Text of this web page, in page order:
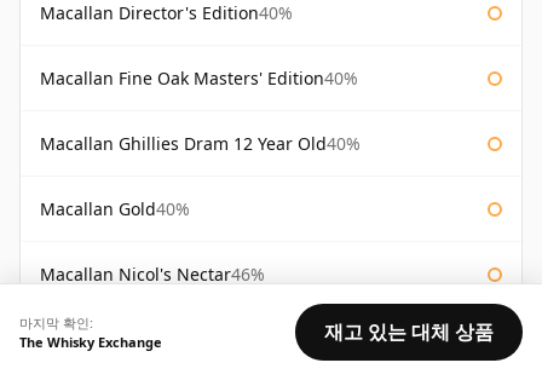
Macallan Director's Edition40%
Macallan Fine Oak Masters' Edition40%
Macallan Ghillies Dram 12 Year Old40%
Macallan Gold40%
Macallan Nicol's Nectar46%
Macallan Oscuro
마지막 확인:
The Whisky Exchange
재고 있는 대체 상품